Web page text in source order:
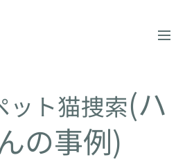
ット猫捜索(ハ
の事例)